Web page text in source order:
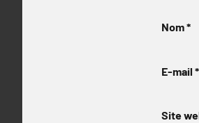
Nom*
E-mail *
Site